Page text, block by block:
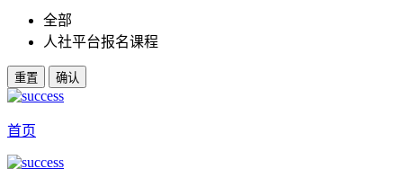
全部
人社平台报名课程
重置 确认
首页